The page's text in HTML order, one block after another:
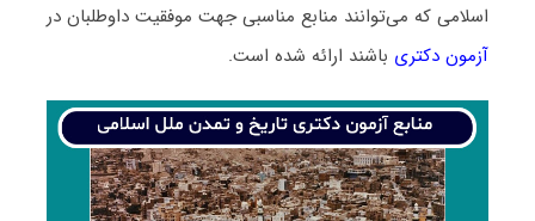
اسلامی که می‌توانند منابع مناسبی جهت موفقیت داوطلبان در
آزمون دکتری باشند ارائه شده است.